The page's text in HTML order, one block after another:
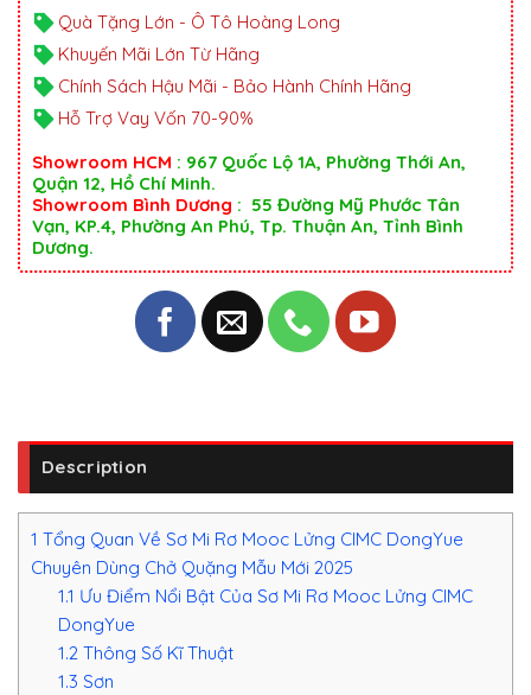
Quà Tặng Lớn - Ô Tô Hoàng Long
Khuyến Mãi Lớn Từ Hãng
Chính Sách Hậu Mãi - Bảo Hành Chính Hãng
Hỗ Trợ Vay Vốn 70-90%
Showroom HCM : 967 Quốc Lộ 1A, Phường Thới An,
Quận 12, Hồ Chí Minh.
Showroom Bình Dương : 55 Đường Mỹ Phước Tân
Vạn, KP.4, Phường An Phú, Tp. Thuận An, Tỉnh Bình
Dương.
Description
1 Tổng Quan Về Sơ Mi Rơ Mooc Lửng CIMC DongYue
Chuyên Dùng Chở Quặng Mẫu Mới 2025
1.1 Ưu Điểm Nổi Bật Của Sơ Mi Rơ Mooc Lửng CIMC
DongYue
1.2Thông Số Kĩ Thuật
1.3 Sơn